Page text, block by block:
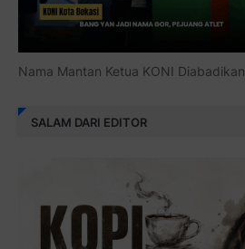
Nama Mantan Ketua KONI Diabadikan
SALAM DARI EDITOR